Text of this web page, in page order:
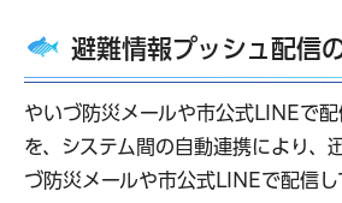
避難情報プッシュ配信
やいづ防災メールや市公式LINEで
を、システム間の自動連携により、
づ防災メールや市公式LINEで配信し